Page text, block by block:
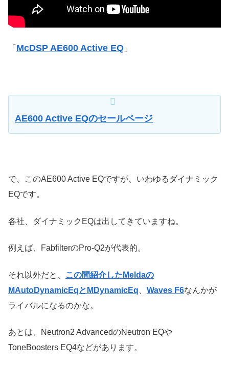
「 McDSP AE600 Active EQ 」
AE600 Active EQのセールページ
で、このAE600 Active EQですが、いわゆるダイナミック
EQです。
各社、ダイナミックEQは出してきていますね。
例えば、FabfilterのPro-Q2が代表的。
それ以外だと、
この間紹介したMeldaの
MAutoDynamicEqとMDynamicEq
Waves F6なんかが
ライバルになるのかな。
あとは、Neutron2 AdvancedのNeutron EQや
ToneBoosters EQ4などがあります。